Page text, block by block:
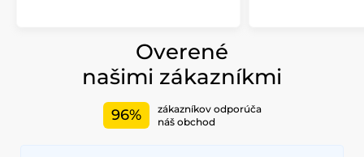
Overené
našimi zákazníkmi
96%
zákazníkov odporúča
náš obchod